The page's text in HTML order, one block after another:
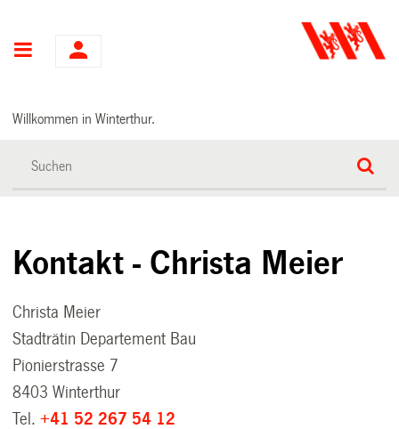
Hauptnavigation
Willkommen in Winterthur.
Kontakt - Christa Meier
Christa Meier
Stadträtin Departement Bau
Pionierstrasse 7
8403 Winterthur
Tel.+41 52 267 54 12